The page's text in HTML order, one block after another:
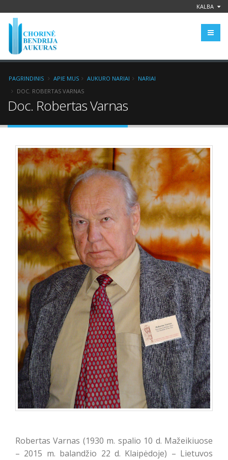
KALBA
PAGRINDINIS APIE MUS AUKURO NARIAI
NARIAI
DOC. ROBERTAS VARNAS
Doc. Robertas Varnas
Robertas Varnas (1930 m. spalio 10 d. Mažeikiuose
– 2015 m. balandžio 22 d. Klaipėdoje) – Lietuvos